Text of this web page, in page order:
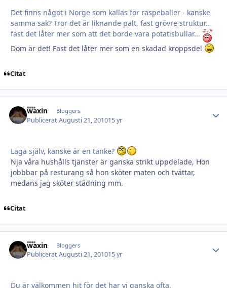
Det finns något i Norge som kallas för raspeballer - kanske
samma sak? Tror det är liknande palt, fast grövre struktur..
fast det låter mer som att det borde vara potatisbullar...
Dom är det! Fast det låter mer som en skadad kroppsdel
Citat
waxin Bloggers
PubliceratAugusti 21, 201015 yr
Laga själv, kanske är en tanke?
Nja våra hushålls tjänster är ganska strikt uppdelade, Hon
jobbbar på resturang så hon sköter maten och tvättar,
medans jag sköter städning mm.
Citat
waxin Bloggers
PubliceratAugusti 21, 201015 yr
Du är välkommen hit för det har vi ganska ofta.